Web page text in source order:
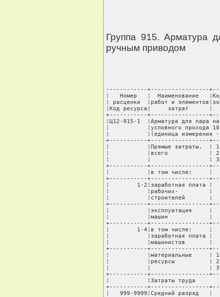
Группа 915. Арматура
ручным приводом
------------+-----------------+----T---------+-------+---------+----------+---------
¦   Номер   ¦  Наименование   ¦Код ¦ Единица ¦ Норма ¦Стоимость¦  Всего   ¦В том числе: ¦
¦ расценки  ¦работ и элементов¦зоны¦измерения¦расхода¦единицы, ¦стоимость,¦транспортные ¦
¦Код ресурса¦     затрат      ¦    ¦         ¦       ¦  руб.   ¦   руб.   ¦расходы, руб.¦
+-----------+-----------------+----+---------+-------+---------+----------+-------------+
¦Ц12-915-1  ¦Арматура для пара на условное давление 80 МПа с ручным приводом, диаметр   ¦
¦           ¦условного прохода 10 мм                                                    ¦
¦           ¦(единица измерения - шт)                                                   ¦
+-----------+-----------------+----T---------+-------+---------+----------+-------------+
¦           ¦Прямые затраты,  ¦ 1  ¦  руб.   ¦       ¦         ¦     28661¦          158¦
¦           ¦всего            ¦ 2  ¦         ¦       ¦         ¦     28924¦          417¦
¦           ¦                 ¦ 3  ¦         ¦       ¦         ¦     28728¦          223¦
+-----------+-----------------+----+---------+-------+---------+----------+-------------+
¦           ¦в том числе:     ¦    ¦         ¦       ¦         ¦          ¦             ¦
+-----------+-----------------+----+---------+-------+---------+----------+-------------+
¦        1-2¦заработная плата ¦    ¦  руб.   ¦       ¦         ¦     18368¦             ¦
¦           ¦рабочих-         ¦    ¦         ¦       ¦         ¦          ¦             ¦
¦           ¦строителей       ¦    ¦         ¦       ¦         ¦          ¦             ¦
+-----------+-----------------+----+---------+-------+---------+----------+-------------+
¦           ¦эксплуатация     ¦    ¦  руб.   ¦       ¦         ¦      7639¦             ¦
¦           ¦машин            ¦    ¦         ¦       ¦         ¦          ¦             ¦
+-----------+-----------------+----+---------+-------+---------+----------+-------------+
¦        1-4¦в том числе:     ¦    ¦  руб.   ¦       ¦         ¦       620¦             ¦
¦           ¦заработная плата ¦    ¦         ¦       ¦         ¦          ¦             ¦
¦           ¦машинистов       ¦    ¦         ¦       ¦         ¦          ¦             ¦
+-----------+-----------------+----+---------+-------+---------+----------+-------------+
¦           ¦материальные     ¦ 1  ¦  руб.   ¦       ¦         ¦      2654¦          158¦
¦           ¦ресурсы          ¦ 2  ¦         ¦       ¦         ¦      2917¦          417¦
¦           ¦                 ¦ 3  ¦         ¦       ¦         ¦      2721¦          223¦
+-----------+-----------------+----+---------+-------+---------+----------+-------------+
¦           ¦Затраты труда                                                              ¦
+-----------+-----------------+----T---------+-------+---------+----------+-------------+
¦   999-9999¦Средний разряд   ¦    ¦         ¦      5¦         ¦          ¦             ¦
¦           ¦рабочих-         ¦    ¦         ¦       ¦         ¦          ¦             ¦
¦           ¦строителей       ¦    ¦         ¦       ¦         ¦          ¦             ¦
+-----------+-----------------+----+---------+-------+---------+----------+-------------+
¦        1-1¦Затраты труда    ¦    ¦ чел.-ч  ¦      7¦         ¦          ¦             ¦
¦           ¦рабочих-         ¦    ¦         ¦       ¦         ¦          ¦             ¦
¦           ¦строителей       ¦    ¦         ¦       ¦         ¦          ¦             ¦
+-----------+-----------------+----+---------+-------+---------+----------+-------------+
¦        1-3¦Затраты труда    ¦    ¦ чел.-ч  ¦   0,22¦         ¦          ¦             ¦
¦           ¦машинистов       ¦    ¦         ¦       ¦         ¦